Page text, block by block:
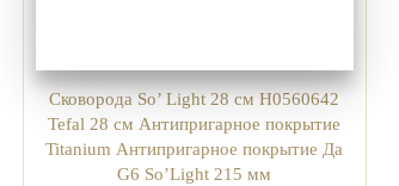
Сковорода So’ Light 28 см H0560642
Tefal 28 см Антипригарное покрытие
Titanium Антипригарное покрытие Да
G6 So’Light 215 мм